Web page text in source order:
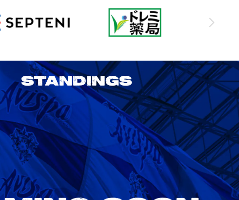
2026/27 明治安田J1リーグ 第3節
アビスパ福岡 vs 鹿島アントラーズ
8/22Sat. 18:00
STANDINGS